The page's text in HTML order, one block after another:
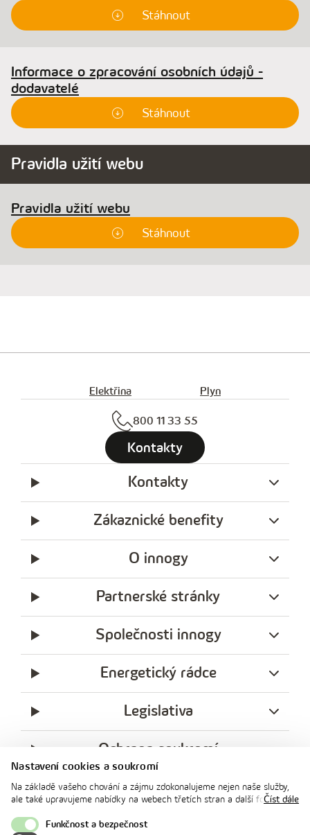
Nastavení cookies a soukromí
Na základě vašeho chování a zájmu zdokonalujeme nejen naše služby,
ale také upravujeme nabídky na webech třetích stran a další formy
souhlasu. Svoje nastavení můžete kdykoliv změnit v zápatí stránky v
Číst dále
Funkčnost a bezpečnost
Stáhnout
Informace o zpracování osobních údajů -
dodavatelé
Stáhnout
Pravidla užití webu
Pravidla užití webu
Stáhnout
Elektřina Plyn
800 11 33 55
Kontakty
Kontakty
Zákaznické benefity
O innogy
Partnerské stránky
Společnosti innogy
Energetický rádce
Legislativa
Ochrana soukromí
messengerfacebook
x
innogy
instagramyoutubeLinkedin